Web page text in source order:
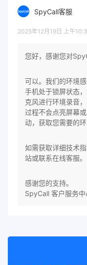
SpyCall客服
2025年12月19日 上午
您好，感谢您对
可以。我们的环境
手机处于锁屏状态
克风进行环境录音
过程不会点亮屏幕
动，获取您需要的环
如需获取详细技术
站或联系在线客服。
感谢您的支持。
SpyCall 客户服务中